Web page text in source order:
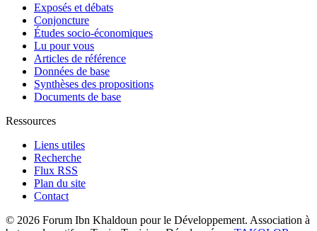
Exposés et débats
Conjoncture
Études socio-économiques
Lu pour vous
Articles de référence
Données de base
Synthèses des propositions
Documents de base
Ressources
Liens utiles
Recherche
Flux RSS
Plan du site
Contact
© 2026 Forum Ibn Khaldoun pour le Développement. Association à